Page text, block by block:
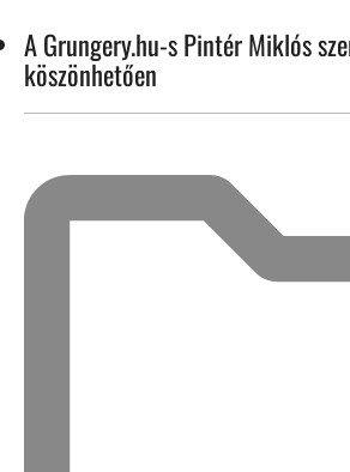
A Grungery.hu-s Pintér Miklós
köszönhetően